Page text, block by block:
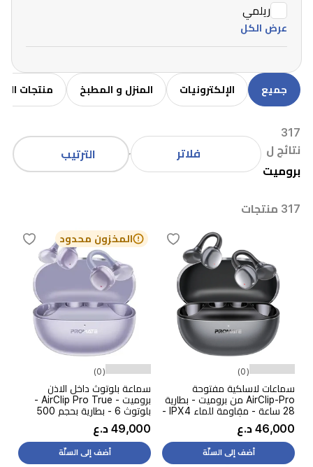
ريلمي
عرض الكل
جميع الإلكترونيات المنزل و المطبخ منتجات
317
نتائج ل
بروميت
فلاتر الترتيب
317 منتجات
(0)
سماعات لاسلكية مفتوحة
AirClip-Pro من بروميت - بطارية
28 ساعة - مقاومة للماء IPX4 -
بلوتوث 6.0 - أسود
46,000 د.ع
أضف إلى السلّة
المخزون محدود
(0)
سماعة بلوتوث داخل الاذن
بروميت - AirClip Pro True -
بلوتوث 6 - بطارية بحجم 500
مللي امبير - بنفسجي
49,000 د.ع
أضف إلى السلّة